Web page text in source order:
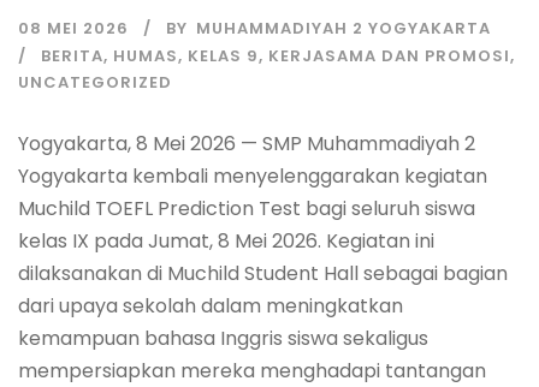
08 MEI 2026 BY MUHAMMADIYAH 2 YOGYAKARTA
BERITA, HUMAS, KELAS 9, KERJASAMA DAN PROMOSI,
UNCATEGORIZED
Yogyakarta, 8 Mei 2026 — SMP Muhammadiyah 2
Yogyakarta kembali menyelenggarakan kegiatan
Muchild TOEFL Prediction Test bagi seluruh siswa
kelas IX pada Jumat, 8 Mei 2026. Kegiatan ini
dilaksanakan di Muchild Student Hall sebagai bagian
dari upaya sekolah dalam meningkatkan
kemampuan bahasa Inggris siswa sekaligus
mempersiapkan mereka menghadapi tantangan